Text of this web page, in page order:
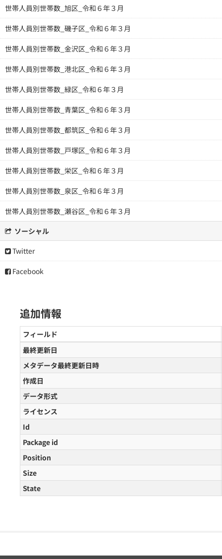
世帯人員別世帯数_旭区_令和６年３月
世帯人員別世帯数_磯子区_令和６年３月
世帯人員別世帯数_金沢区_令和６年３月
世帯人員別世帯数_港北区_令和６年３月
世帯人員別世帯数_緑区_令和６年３月
世帯人員別世帯数_青葉区_令和６年３月
世帯人員別世帯数_都筑区_令和６年３月
世帯人員別世帯数_戸塚区_令和６年３月
世帯人員別世帯数_栄区_令和６年３月
世帯人員別世帯数_泉区_令和６年３月
世帯人員別世帯数_瀬谷区_令和６年３月
ソーシャル
Twitter
Facebook
追加情報
フィールド
最終更新日
メタデータ最終更新日時
作成日
データ形式
ライセンス
Id
Package id
Position
Size
State